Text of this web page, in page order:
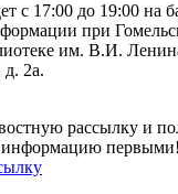
с 17:00 до 19:00 на
при
им. В.И.
2а.
рассылку и
первыми!